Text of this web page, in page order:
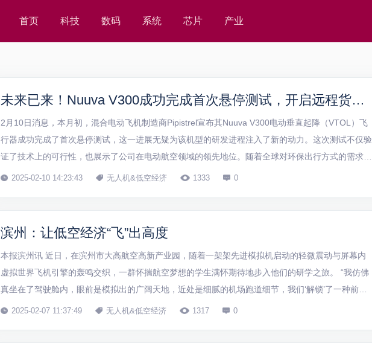
首页 科技 数码 系统 芯片 产业
未来已来！Nuuva V300成功完成首次悬停测试，开启远程货物运输新篇章
2月10日消息，本月初，混合电动飞机制造商Pipistrel宣布其Nuuva V300电动垂直起降（VTOL）飞
行器成功完成了首次悬停测试，这一进展无疑为该机型的研发进程注入了新的动力。这次测试不仅验
证了技术上的可行性，也展示了公司在电动航空领域的领先地位。随着全球对环保出行方式的需求日
益增长，Pipistrel的这一突破性成果有望在未来几年内引领行业变革，开启电动航空运输的新篇章。
2025-02-10 14:23:43 无人机&低空经济 1333 0
滨州：让低空经济“飞”出高度
本报滨州讯 近日，在滨州市大高航空高新产业园，随着一架架先进模拟机启动的轻微震动与屏幕内
虚拟世界飞机引擎的轰鸣交织，一群怀揣航空梦想的学生满怀期待地步入他们的研学之旅。 “我仿佛
真坐在了驾驶舱内，眼前是模拟出的广阔天地，近处是细腻的机场跑道细节，我们‘解锁’了一种前所
未有的飞行学习体验。”结束首次模拟飞行体验后，一名学生激动地分享心得。 产业园引进山东驭风
2025-02-07 11:37:49 无人机&低空经济 1317 0